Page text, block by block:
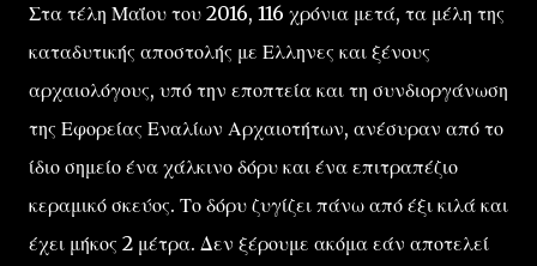
Στα τέλη Μαΐου του 2016, 116 χρόνια μετά, τα μέλη της
καταδυτικής αποστολής με Ελληνες και ξένους
αρχαιολόγους, υπό την εποπτεία και τη συνδιοργάνωση
της Εφορείας Εναλίων Αρχαιοτήτων, ανέσυραν από το
ίδιο σημείο ένα χάλκινο δόρυ και ένα επιτραπέζιο
κεραμικό σκεύος. Το δόρυ ζυγίζει πάνω από έξι κιλά και
έχει μήκος 2 μέτρα. Δεν ξέρουμε ακόμα εάν αποτελεί